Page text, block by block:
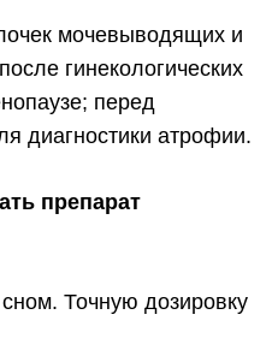
мочевыводящих и
гинекологических
перед
диагностики атрофии.
препарат
Точную дозировку